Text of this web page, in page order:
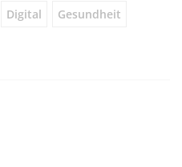
Digital Gesundheit